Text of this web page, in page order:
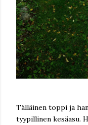
Tälläinen toppi ja
tyypillinen kesäasu.